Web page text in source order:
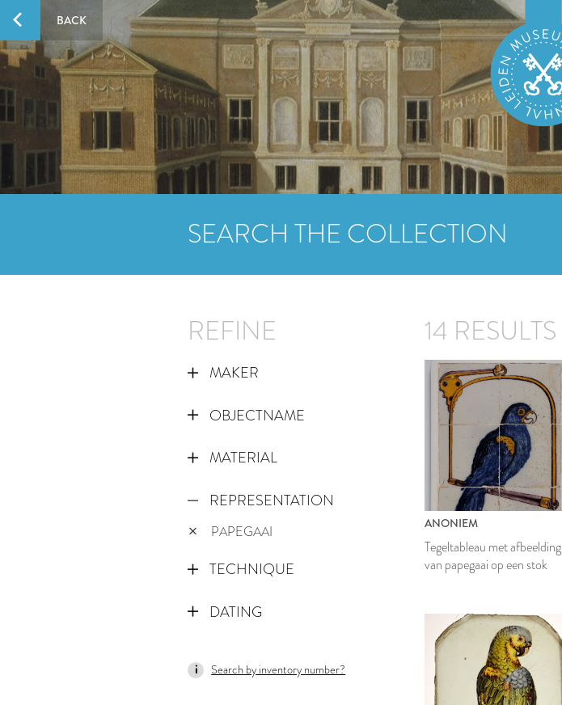
BACK
SEARCH THE COLLECTION
REFINE
MAKER
OBJECTNAME
MATERIAL
REPRESENTATION
PAPEGAAI
TECHNIQUE
DATING
Search by inventory number?
14 RESULTS
ANONIEM
Tegeltableau met afbeelding
van papegaai op een stok